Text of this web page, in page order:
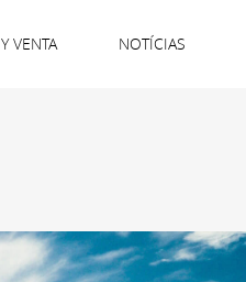
VENTA NOTÍCIAS